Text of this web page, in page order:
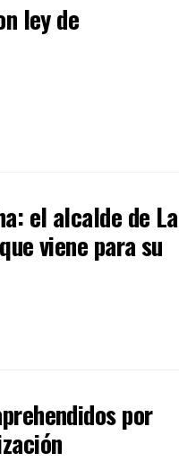
ley de
el alcalde de La
viene para su
por